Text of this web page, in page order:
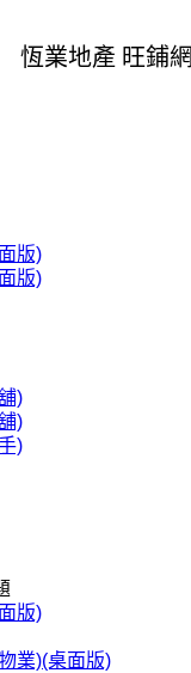
恆業地產 旺鋪網
版)
版)
)
)
)
版)
業)(桌面版)